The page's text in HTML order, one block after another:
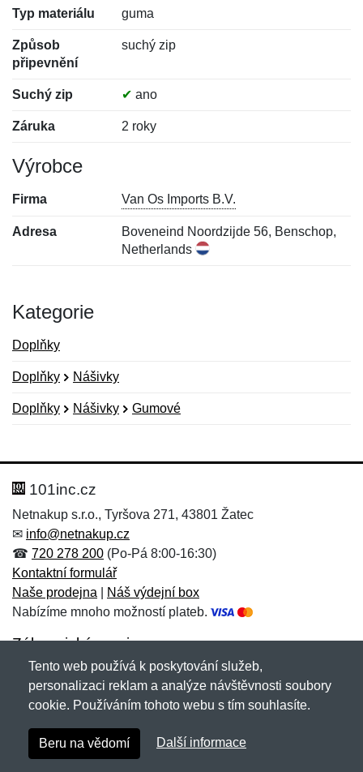
Typ materiálu guma
Způsob
připevnění
suchý zip
Suchý zip ✔ ano
Záruka 2 roky
Výrobce
Firma Van Os Imports B.V.
Adresa
Boveneind Noordzijde 56, Benschop,
Netherlands
Kategorie
Doplňky
Doplňky Nášivky
Doplňky Nášivky Gumové
Hodnocení:
Jméno: *
Zpráva*
Jméno:
E-mail:*
101inc.cz
Netnakup s.r.o., Tyršova 271, 43801 Žatec
✉ info@netnakup.cz
☎ 720 278 200 (Po-Pá 8:00-16:30)
Kontaktní formulář
Naše prodejna
Náš výdejní box
Nabízíme mnoho možností plateb.
Zákaznický servis
Novinky emailem
Copyright © 2007-2026 (19 let s vámi)Netnakup.cz
NetIQ. Všechna práva vyhrazena.
Tento web používá k poskytování služeb,
personalizaci reklam a analýze návštěvnosti soubory
cookie. Používáním tohoto webu s tím souhlasíte.
Beru na vědomí Další informace